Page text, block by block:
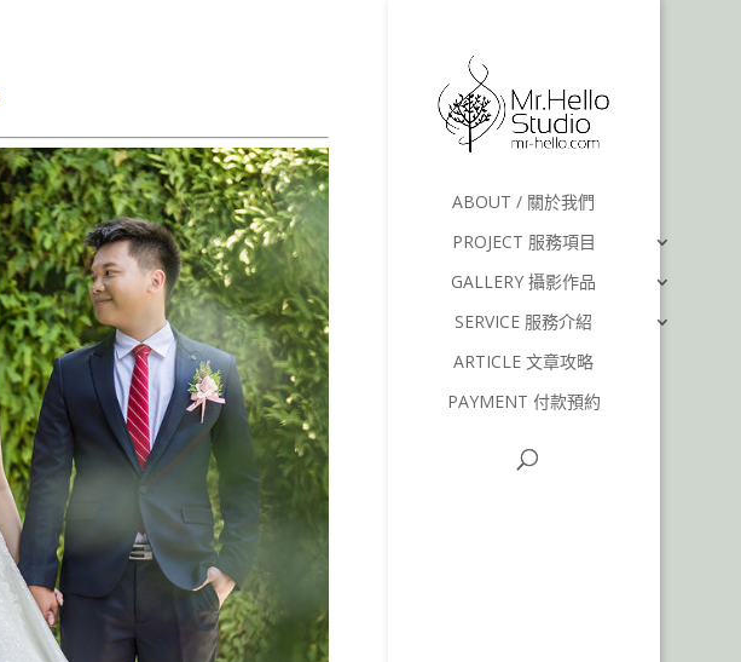
ABOUT / 關於我們
PROJECT 服務項目
GALLERY 攝影作品
SERVICE 服務介紹
ARTICLE 文章攻略
PAYMENT 付款預約